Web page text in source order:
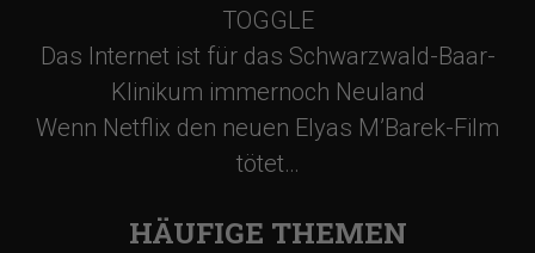
TOGGLE
Das Internet ist für das Schwarzwald-Baar-
Klinikum immernoch Neuland
Wenn Netflix den neuen Elyas M’Barek-Film
tötet…
HÄUFIGE THEMEN